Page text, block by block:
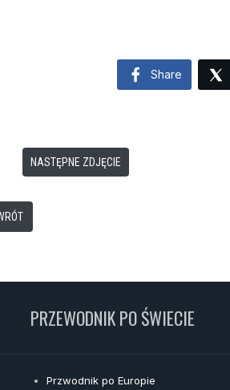
Share
NASTĘPNE ZDJĘCIE
PRZEWODNIK PO ŚWIECIE
Przwodnik po Europie